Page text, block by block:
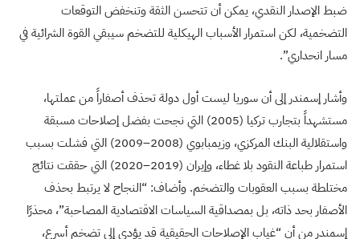
ضبط الإصدار النقدي، يمكن أن تتحسن الثقة وتنخفض التوقعات
التضخمية، لكن استمرار الأسباب الهيكلية للتضخم سيبقي القوة الشرائية في
مسار انحداري”.
وأشار إسمندر إلى أن سوريا ليست أول دولة تحذف أصفاراً من عملتها،
مستشهداً بتجارب تركيا (2005) التي نجحت بفضل إصلاحات مسبقة
واستقلالية البنك المركزي، وزيمبابوي (2008–2009) التي فشلت بسبب
استمرار طباعة النقود بلا غطاء، وإيران (2019–2020) التي حققت نتائج
مختلطة بسبب العقوبات والتضخم. وأضاف: “النجاح لا يرتبط بحذف
الأصفار بحد ذاته، بل بمصداقية السياسات الاقتصادية المصاحبة”، محذرًا
إسمندر من أن “غياب الإصلاحات الحقيقية قد يؤدي إلى تضخم أسرع،